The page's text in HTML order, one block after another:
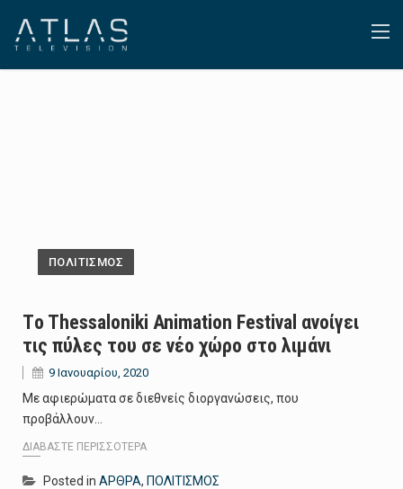
ΠΟΛΙΤΙΣΜΟΣ
Τo Thessaloniki Animation Festival ανοίγει
τις πύλες του σε νέο χώρο στο λιμάνι
9 Ιανουαρίου, 2020
Με αφιερώματα σε διεθνείς διοργανώσεις, που
προβάλλουν…
ΔΙΑΒΆΣΤΕ ΠΕΡΙΣΣΌΤΕΡΑ
Posted in ΑΡΘΡΑ, ΠΟΛΙΤΙΣΜΟΣ